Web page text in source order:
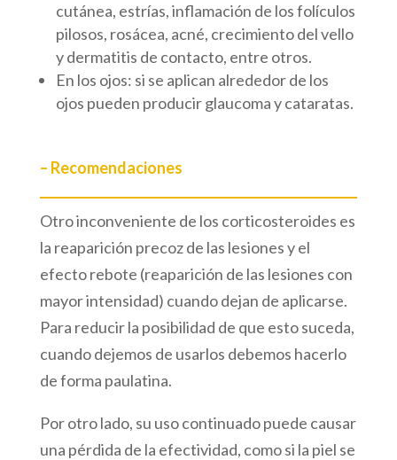
cutánea, estrías, inflamación de los folículos
pilosos, rosácea, acné, crecimiento del vello
y dermatitis de contacto, entre otros.
En los ojos: si se aplican alrededor de los
ojos pueden producir glaucoma y cataratas.
– Recomendaciones
Otro inconveniente de los corticosteroides es
la reaparición precoz de las lesiones y el
efecto rebote (reaparición de las lesiones con
mayor intensidad) cuando dejan de aplicarse.
Para reducir la posibilidad de que esto suceda,
cuando dejemos de usarlos debemos hacerlo
de forma paulatina.
Por otro lado, su uso continuado puede causar
una pérdida de la efectividad, como si la piel se